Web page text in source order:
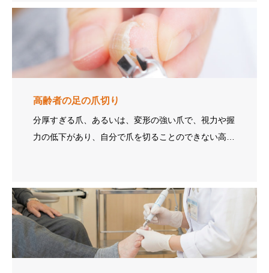
高齢者の足の爪切り
分厚すぎる爪、あるいは、変形の強い爪で、視力や握
力の低下があり、自分で爪を切ることのできない高…